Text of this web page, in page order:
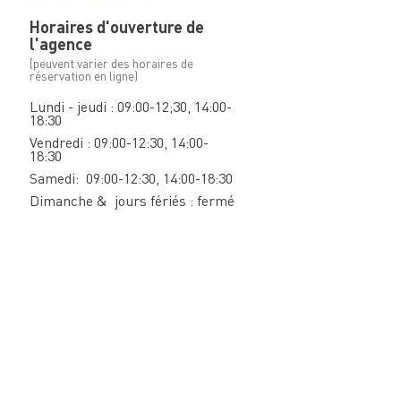
Horaires d'ouverture de
l'agence
(peuvent varier des horaires de
réservation en ligne)
Lundi - jeudi : 09:00-12;30, 14:00-
18:30
Vendredi : 09:00-12:30, 14:00-
18:30
Samedi: 09:00-12:30, 14:00-18:30
Dimanche & jours fériés : fermé